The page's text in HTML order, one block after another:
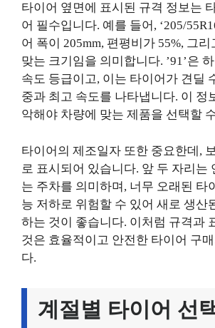
타이어 옆면에 표시된 규격 정보는
어 필수입니다. 예를 들어, ‘205/
어 폭이 205mm, 편평비가 55%, 그리
맞는 크기임을 의미합니다. ’91’은
속도 등급이고, 이는 타이어가 견딜
중과 최고 속도를 나타냅니다. 이 정
악해야 차량에 맞는 제품을 선택할
타이어의 제조일자 또한 중요한데,
로 표시되어 있습니다. 앞 두 자리는
는 주차를 의미하며, 너무 오래된 타
능 저하로 위험할 수 있어 새로 생산
하는 것이 좋습니다. 이처럼 규격과
것은 효율적이고 안전한 타이어 구
다.
계절별 타이어 선